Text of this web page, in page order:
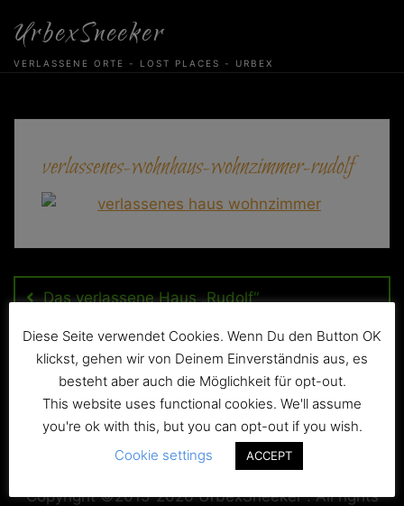
content
UrbexSneeker
VERLASSENE ORTE - LOST PLACES - URBEX
verlassenes-wohnhaus-wohnzimmer-rudolf
Das verlassene Haus „Rudolf“
Copyright+Impressum Privacy & Cookie Policy
Copyright ©2015-2026 UrbexSneeker . All rights
Diese Seite verwendet Cookies. Wenn Du den Button OK
klickst, gehen wir von Deinem Einverständnis aus, es
besteht aber auch die Möglichkeit für opt-out.
This website uses functional cookies. We'll assume
you're ok with this, but you can opt-out if you wish.
Cookie settings
ACCEPT